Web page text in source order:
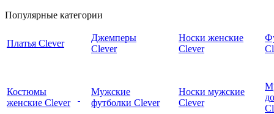
Популярные категории
Платья Clever
Джемперы
Clever
Носки женские
Clever
Костюмы
женские Clever
Мужские
футболки Clever
Носки мужские
Clever